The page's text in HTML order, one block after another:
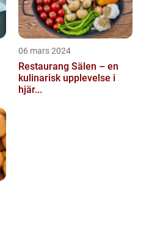
06 mars 2024
Restaurang Sälen – en
kulinarisk upplevelse i
hjär...